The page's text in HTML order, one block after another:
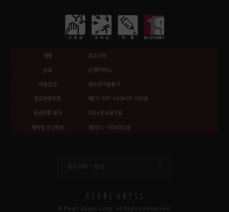
제명 검은사막
상호 ㈜펄어비스
이용등급 청소년이용불가
등급분류번호 제CC-NP-140409-005호
등급분류 일자 2014년 4월 9일
제작업 신고번호 제2011-000002호
검은사막 - 한국
© Pearl Abyss Corp. All Rights Reserved.